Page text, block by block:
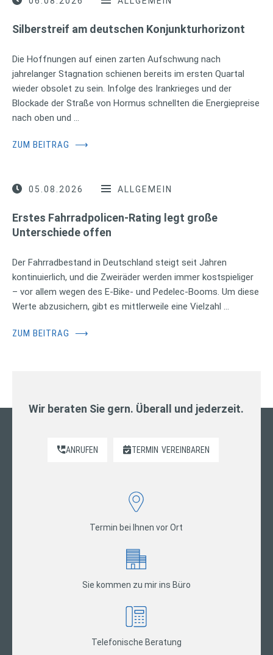
Silberstreif am deutschen Konjunkturhorizont
Die Hoffnungen auf einen zarten Aufschwung nach
jahrelanger Stagnation schienen bereits im ersten Quartal
wieder obsolet zu sein. Infolge des Irankrieges und der
Blockade der Straße von Hormus schnellten die Energiepreise
nach oben und …
ZUM BEITRAG ⟶
05.08.2026 ALLGEMEIN
Erstes Fahrradpolicen-Rating legt große
Unterschiede offen
Der Fahrradbestand in Deutschland steigt seit Jahren
kontinuierlich, und die Zweiräder werden immer kostspieliger
– vor allem wegen des E-Bike- und Pedelec-Booms. Um diese
Werte abzusichern, gibt es mittlerweile eine Vielzahl …
ZUM BEITRAG ⟶
Wir beraten Sie gern. Überall und jederzeit.
ANRUFEN TERMIN VEREINBAREN
Termin bei Ihnen vor Ort
Sie kommen zu mir ins Büro
Telefonische Beratung